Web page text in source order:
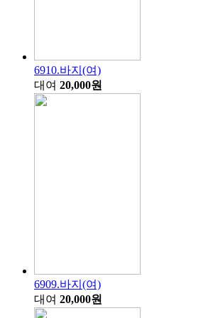
6910.바지(여)
대여 20,000원
6909.바지(여)
대여 20,000원